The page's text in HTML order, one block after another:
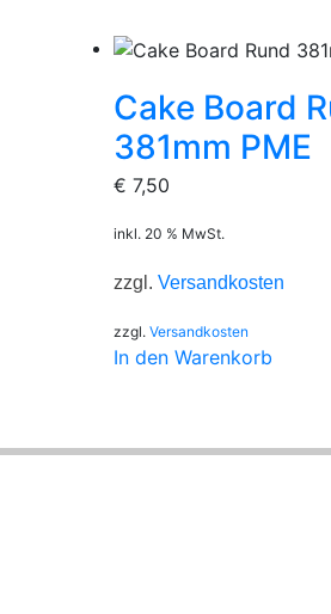
Cake Board
381mm PME
€ 7,50
inkl. 20 % MwSt.
zzgl.Versandkosten
zzgl.Versandkosten
In den Warenkorb